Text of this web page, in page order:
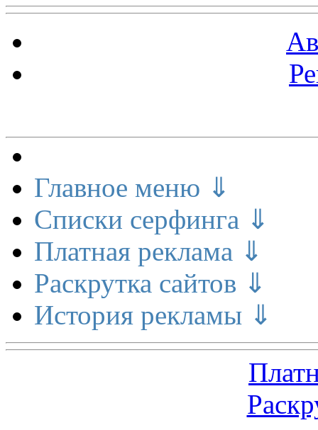
Главное меню ⇓
Списки серфинга ⇓
Платная реклама ⇓
Раскрутка сайтов ⇓
История рекламы ⇓